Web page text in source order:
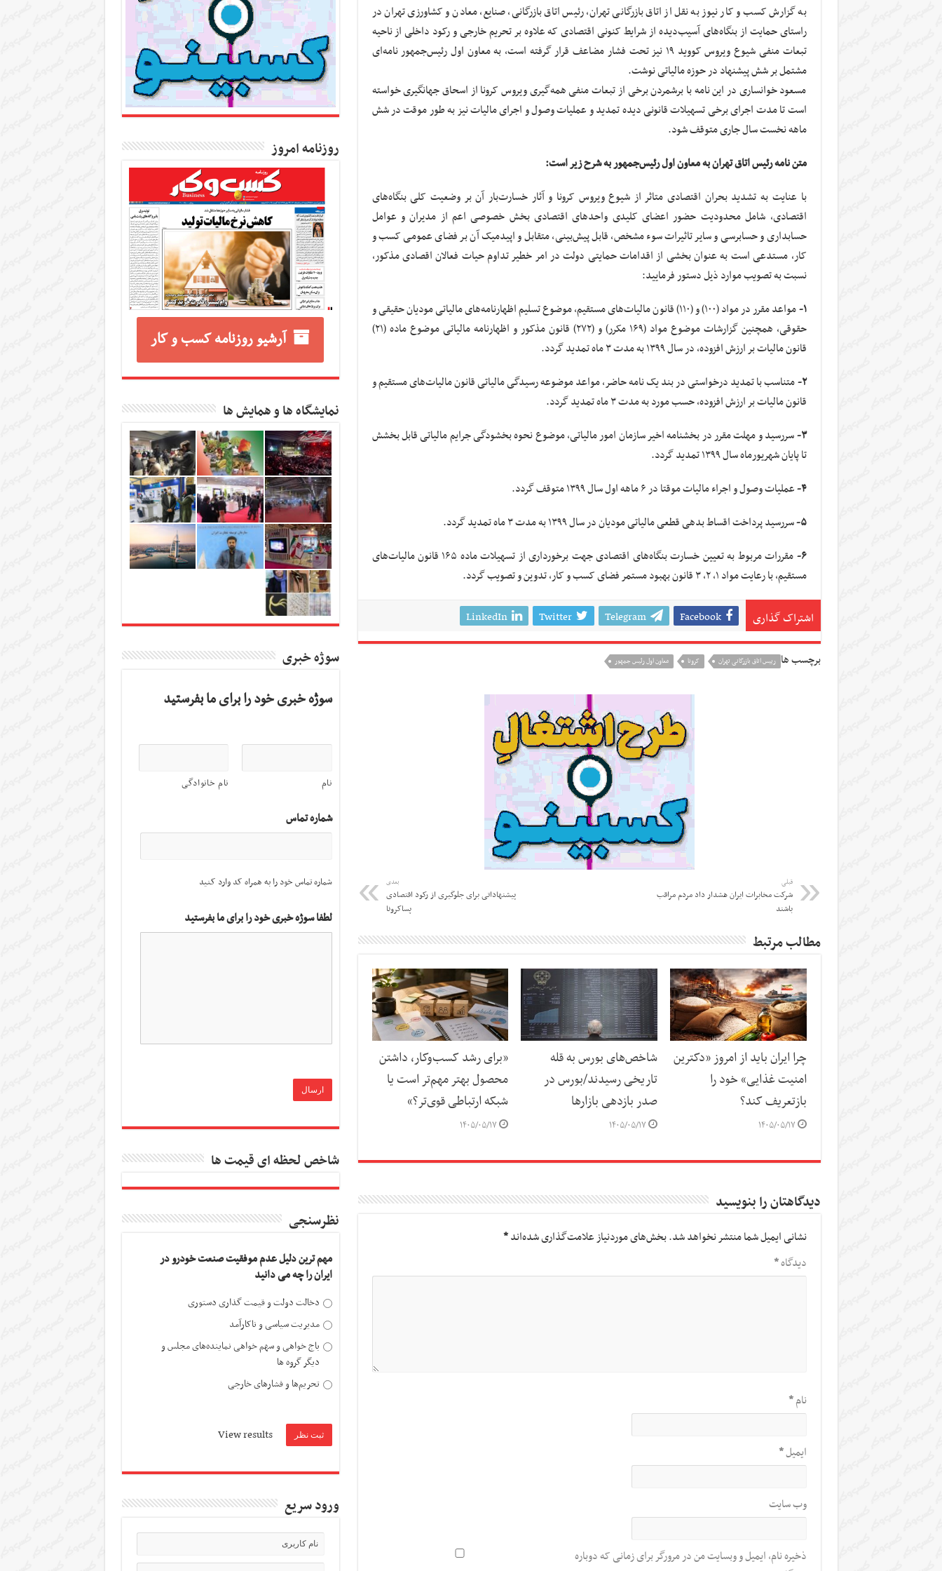
به گزارش کسب و کار نیوز به نقل از اتاق بازرگانی تهران، رئیس اتاق بازرگانی، صنایع، معادن و کشاورزی تهران در
راستای حمایت از بنگاه‌های آسیب‌دیده از شرایط کنونی اقتصادی که علاوه بر تحریم خارجی و رکود داخلی از ناحیه
تبعات منفی شیوع ویروس کووید ۱۹ نیز تحت فشار مضاعف قرار گرفته است، به معاون اول رئیس‌جمهور نامه‌ای
مشتمل بر شش پیشنهاد در حوزه مالیاتی نوشت.
مسعود خوانساری در این نامه با برشمردن برخی از تبعات منفی همه‌گیری ویروس کرونا از اسحاق جهانگیری خواسته
است تا مدت اجرای برخی تسهیلات قانونی دیده تمدید و عملیات وصول و اجرای مالیات نیز به طور موقت در شش
ماهه نخست سال جاری متوقف شود.
متن نامه رئیس اتاق تهران به معاون اول رئیس‌جمهور به شرح زیر است:
با عنایت به تشدید بحران اقتصادی متاثر از شیوع ویروس کرونا و آثار خسارت‌بار آن بر وضعیت کلی بنگاه‌های
اقتصادی، شامل محدودیت حضور اعضای کلیدی واحد‌های اقتصادی بخش خصوصی اعم از مدیران و عوامل
حسابداری و حسابرسی و سایر تاثیرات سوء مشخص، قابل پیش‌بینی، متقابل و اپیدمیک آن بر فضای عمومی کسب و
کار، مستدعی است به عنوان بخشی از اقدامات حمایتی دولت در امر خطیر تداوم حیات فعالان اقصادی مذکور،
نسبت به تصویب موارد ذیل دستور فرمایید:
۱-
مواعد مقرر در مواد (۱۰۰) و (۱۱۰) قانون مالیات‌های مستقیم، موضوع تسلیم اظهارنامه‌های مالیاتی مودیان حقیقی و
حقوقی، همچنین گزارشات موضوع مواد (۱۶۹ مکرر) و (۲۷۲) قانون مذکور و اظهارنامه مالیاتی موضوع ماده (۲۱)
قانون مالیات بر ارزش افزوده، در سال ۱۳۹۹ به مدت ۳ ماه تمدید گردد.
۲- متناسب با تمدید درخواستی در بند یک نامه حاضر، مواعد موضوعه رسیدگی مالیاتی قانون مالیات‌های مستقیم و
قانون مالیات بر ارزش افزوده، حسب مورد به مدت ۳ ماه تمدید گردد.
۳- سررسید و مهلت مقرر در بخشنامه اخیر سازمان امور مالیاتی، موضوع نحوه بخشودگی جرایم مالیاتی قابل بخشش
تا پایان شهریورماه سال ۱۳۹۹ تمدید گردد.
۴- عملیات وصول و اجراء مالیات موقتا در ۶ ماهه اول سال ۱۳۹۹ متوقف گردد.
۵- سررسید پرداخت اقساط بدهی قطعی مالیاتی مودیان در سال ۱۳۹۹ به مدت ۳ ماه تمدید گردد.
۶-
مقررات مربوط به تعیین خسارت بنگاه‌های اقتصادی جهت برخورداری از تسهیلات ماده ۱۶۵ قانون مالیات‌های
مستقیم، با رعایت مواد ۱، ۲، ۳ قانون بهبود مستمر فضای کسب و کار، تدوین و تصویب گردد.
اشتراک گذاری Facebook
Telegram
Twitter
LinkedIn
برچسب ها رییس اتاق بازرگانی تهران کرونا معاون اول رئیس جمهور
قبلی
شرکت مخابرات ایران هشدار داد مردم مراقب
باشند
بعدی
پیشنهاداتی برای جلوگیری از رکود اقتصادی
پساکرونا
مطالب مرتبط
چرا ایران باید از امروز «دکترین
امنیت غذایی» خود را
بازتعریف کند؟
۱۴۰۵/۰۵/۱۷
شاخص‌های بورس به قله
تاریخی رسیدند/بورس در
صدر بازدهی بازارها
۱۴۰۵/۰۵/۱۷
«برای رشد کسب‌وکار، داشتن
محصول بهتر مهم‌تر است یا
شبکه ارتباطی قوی‌تر؟»
۱۴۰۵/۰۵/۱۷
دیدگاهتان را بنویسید
نشانی ایمیل شما منتشر نخواهد شد.بخش‌های موردنیاز علامت‌گذاری شده‌اند*
دیدگاه*
نام*
ایمیل*
وب‌ سایت
ذخیره نام، ایمیل و وبسایت من در مرورگر برای زمانی که دوباره
روزنامه امروز
آرشیو روزنامه کسب و کار
نمایشگاه ها و همایش ها
سوژه خبری
سوژه خبری خود را برای ما بفرستید
نام نام خانوادگی
شماره تماس
شماره تماس خود را به همراه کد وارد کنید
لطفا سوژه خبری خود را برای ما بفرستید
شاخص لحظه ای قیمت ها
نظرسنجی
مهم ترین دلیل عدم موفقیت صنعت خودرو در
ایران را چه می دانید
دخالت دولت و قیمت گذاری دستوری
مدیریت سیاسی و ناکارآمد
باج خواهی و سهم خواهی نماینده‌های مجلس و
دیگر گروه ها
تحریم‌ها و فشارهای خارجی
View results
ورود سریع